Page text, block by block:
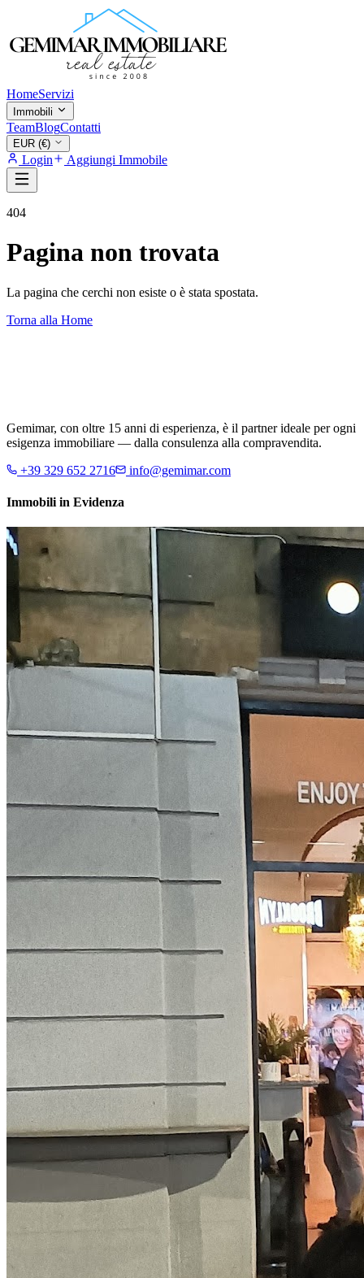
HomeServizi
Immobili
TeamBlogContatti
EUR (€)
Login Aggiungi Immobile
404
Pagina non trovata
La pagina che cerchi non esiste o è stata spostata.
Torna alla Home
Gemimar, con oltre 15 anni di esperienza, è il partner ideale per ogni
esigenza immobiliare — dalla consulenza alla compravendita.
+39 329 652 2716
info@gemimar.com
Immobili in Evidenza